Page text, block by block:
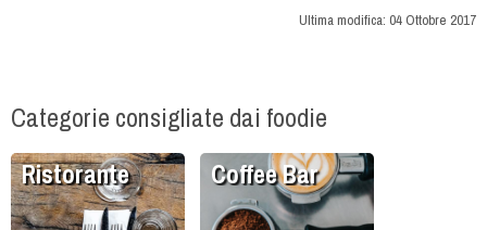
Ultima modifica: 04 Ottobre 2017
Categorie consigliate dai foodie
Ristorante Coffee Bar